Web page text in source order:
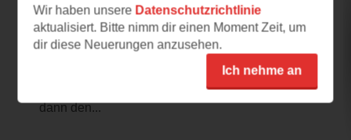
03.08.2026 – 19:29
Konnte mich erst auf den 2. Blick
überzeugen
Um ehrlich zu sein, hat mich das Cover
zunächst gar nicht angesprochen. Als ich
dann den...
Wir haben unsere Datenschutzrichtlinie
aktualisiert. Bitte nimm dir einen Moment Zeit, um
dir diese Neuerungen anzusehen.
Ich nehme an